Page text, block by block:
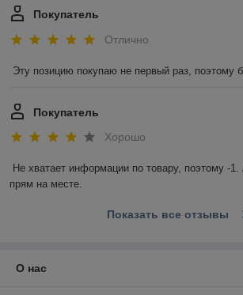
Покупатель
Отлично
Эту позицию покупаю не первый раз, поэтому
Покупатель
Хорошо
Не хватает информации по товару, поэтому -
прям на месте.
Показать все отзывы
О нас